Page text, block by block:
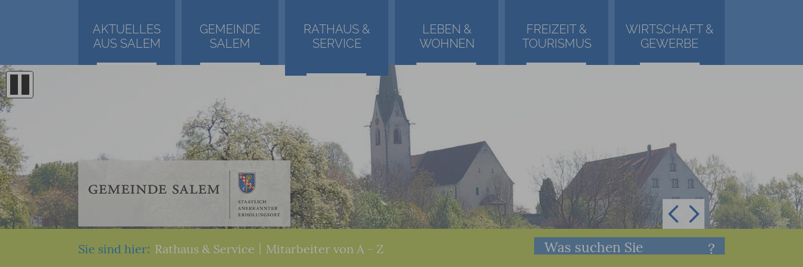
AKTUELLES
AUS SALEM
GEMEINDE
SALEM
RATHAUS &
SERVICE
LEBEN &
WOHNEN
FREIZEIT &
TOURISMUS
WIRTSCHAFT &
GEWERBE
Sie sind hier: Rathaus & Service Mitarbeiter von A - Z Was suchen Sie